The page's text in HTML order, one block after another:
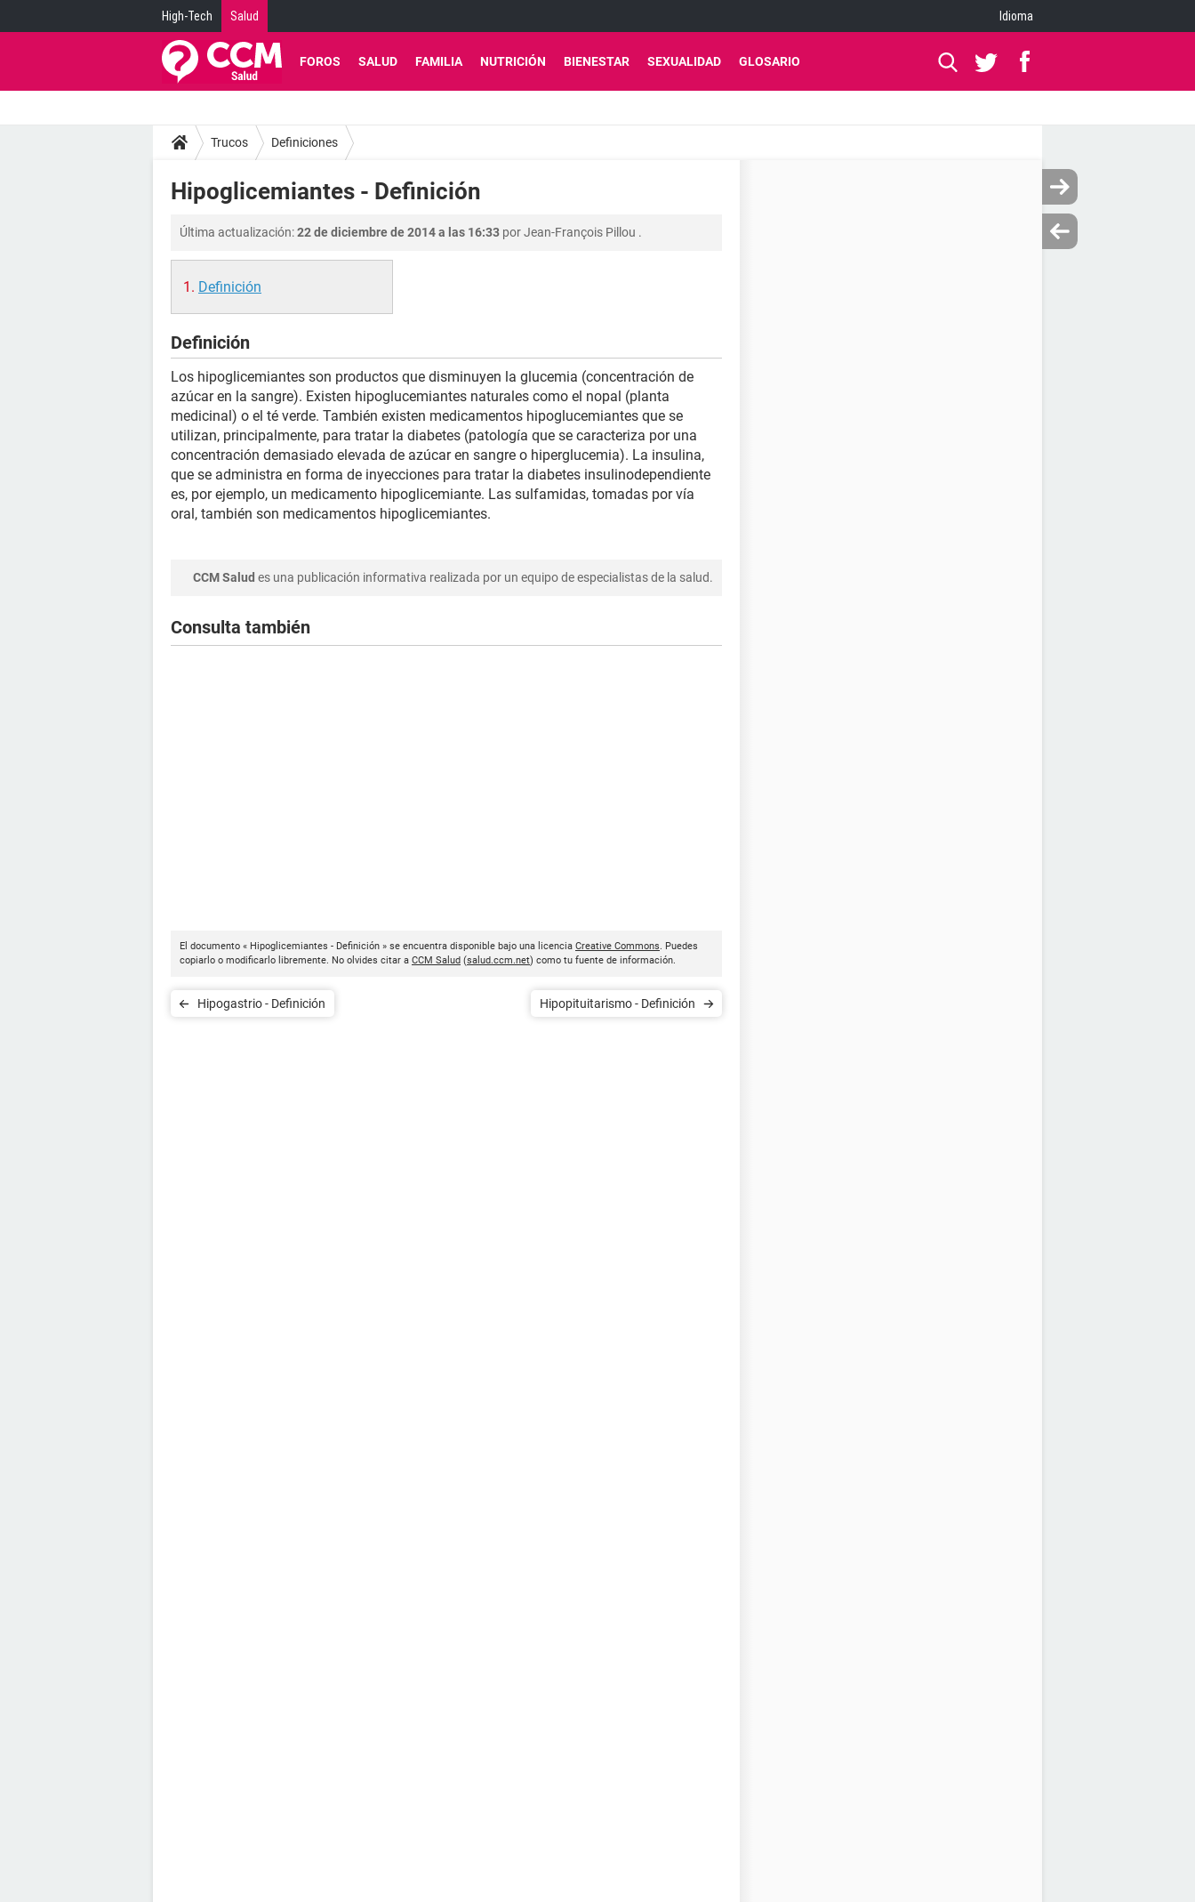
High-Tech Salud Idioma
FOROS SALUD FAMILIA NUTRICIÓN BIENESTAR SEXUALIDAD GLOSARIO
Trucos Definiciones
Hipoglicemiantes - Definición
Última actualización:22 de diciembre de 2014 a las 16:33 porJean-François Pillou .
Definición
Definición
Los hipoglicemiantes son productos que disminuyen la glucemia (concentración de
azúcar en la sangre). Existen hipoglucemiantes naturales como el nopal (planta
medicinal) o el té verde. También existen medicamentos hipoglucemiantes que se
utilizan, principalmente, para tratar la diabetes (patología que se caracteriza por una
concentración demasiado elevada de azúcar en sangre o hiperglucemia). La insulina,
que se administra en forma de inyecciones para tratar la diabetes insulinodependiente
es, por ejemplo, un medicamento hipoglicemiante. Las sulfamidas, tomadas por vía
oral, también son medicamentos hipoglicemiantes.
CCM Salud es una publicación informativa realizada por un equipo de especialistas de la salud.
Consulta también
El documento « Hipoglicemiantes - Definición » se encuentra disponible bajo una licencia Creative Commons. Puedes
copiarlo o modificarlo libremente. No olvides citar a CCM Salud (salud.ccm.net) como tu fuente de información.
Hipogastrio - Definición Hipopituitarismo - Definición